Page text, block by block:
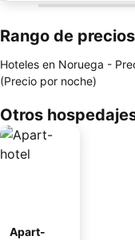
Rango de precios
Hoteles en Noruega -
(Precio por noche)
Otros
Apart-